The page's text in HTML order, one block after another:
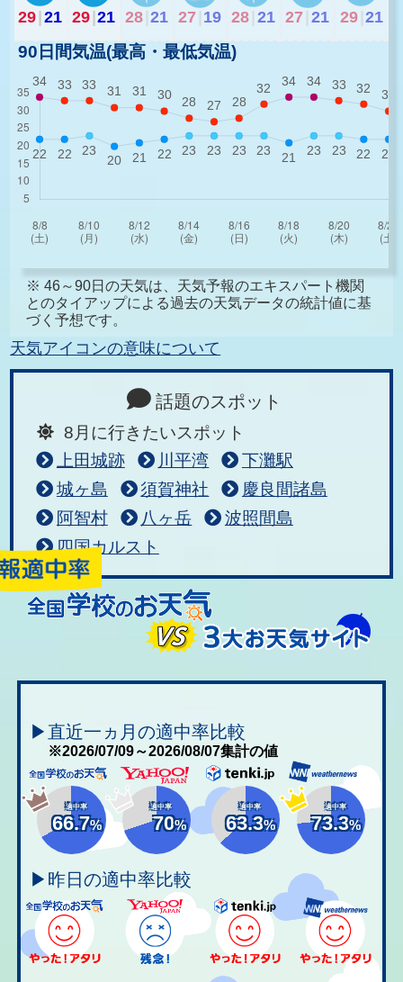
29|21 29|21 28 21 27 19 28 21 27 21 29 21
90日間気温(最高・最低気温)
※ 46～90日の天気は、天気予報のエキスパート機関
とのタイアップによる過去の天気データの統計値に基
づく予想です。
天気アイコンの意味について
話題のスポット
8月に行きたいスポット
上田城跡
川平湾
下灘駅
城ヶ島
須賀神社
慶良間諸島
阿智村
八ヶ岳
波照間島
四国カルスト
▶直近一ヵ月の適中率比較
※2026/07/09～2026/08/07集計の値
適中率
66.7%
適中率
70%
適中率
63.3%
適中率
73.3%
▶昨日の適中率比較